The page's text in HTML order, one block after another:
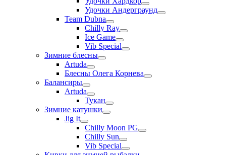
Удочки Андерграунд
Team Dubna
Chilly Ray
Ice Game
Vib Special
Зимние блесны
Artuda
Блесны Олега Корнева
Балансиры
Artuda
Тукан
Зимние катушки
Jig It
Chilly Moon PG
Chilly Sun
Vib Special